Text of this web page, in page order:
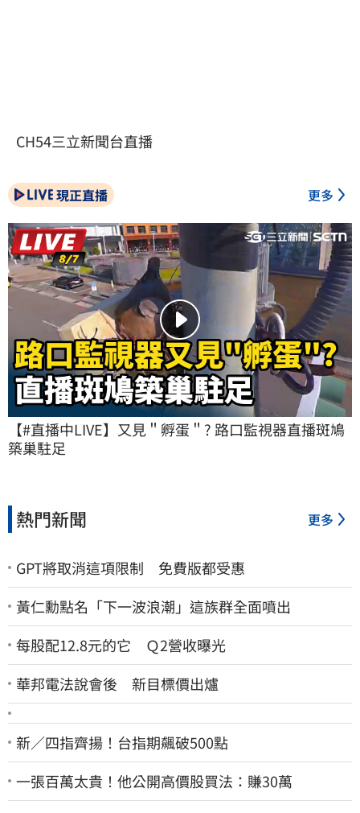
CH54三立新聞台直播
現正直播 更多
【#直播中LIVE】又見＂孵蛋＂? 路口監視器直播斑鳩
築巢駐足
熱門新聞 更多
GPT將取消這項限制 免費版都受惠
黃仁勳點名「下一波浪潮」這族群全面噴出
每股配12.8元的它 Ｑ2營收曝光
華邦電法說會後 新目標價出爐
新／四指齊揚！台指期飆破500點
一張百萬太貴！他公開高價股買法：賺30萬